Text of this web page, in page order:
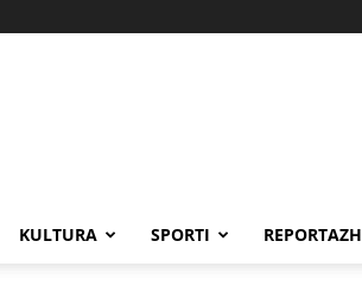
KULTURA SPORTI REPORTAZH